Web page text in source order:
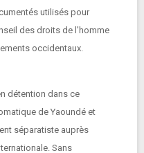
utilisés pour
des droits de l'homme
occidentaux.
détention dans ce
de Yaoundé et
séparatiste auprès
Sans